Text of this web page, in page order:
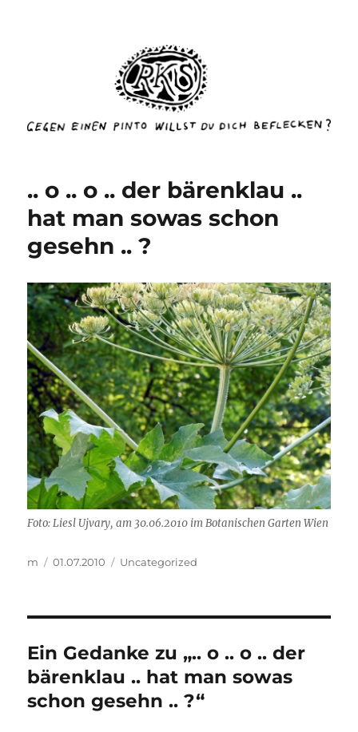
rottenkinckschow
.. o .. o .. der bärenklau ..
hat man sowas schon
gesehn .. ?
Foto: Liesl Ujvary, am 30.06.2010 im Botanischen Garten Wien
Autor
m
Veröffentlicht
01.07.2010 Kategorien
Uncategorized
Ein Gedanke zu „.. o .. o .. der
bärenklau .. hat man sowas
schon gesehn .. ?“